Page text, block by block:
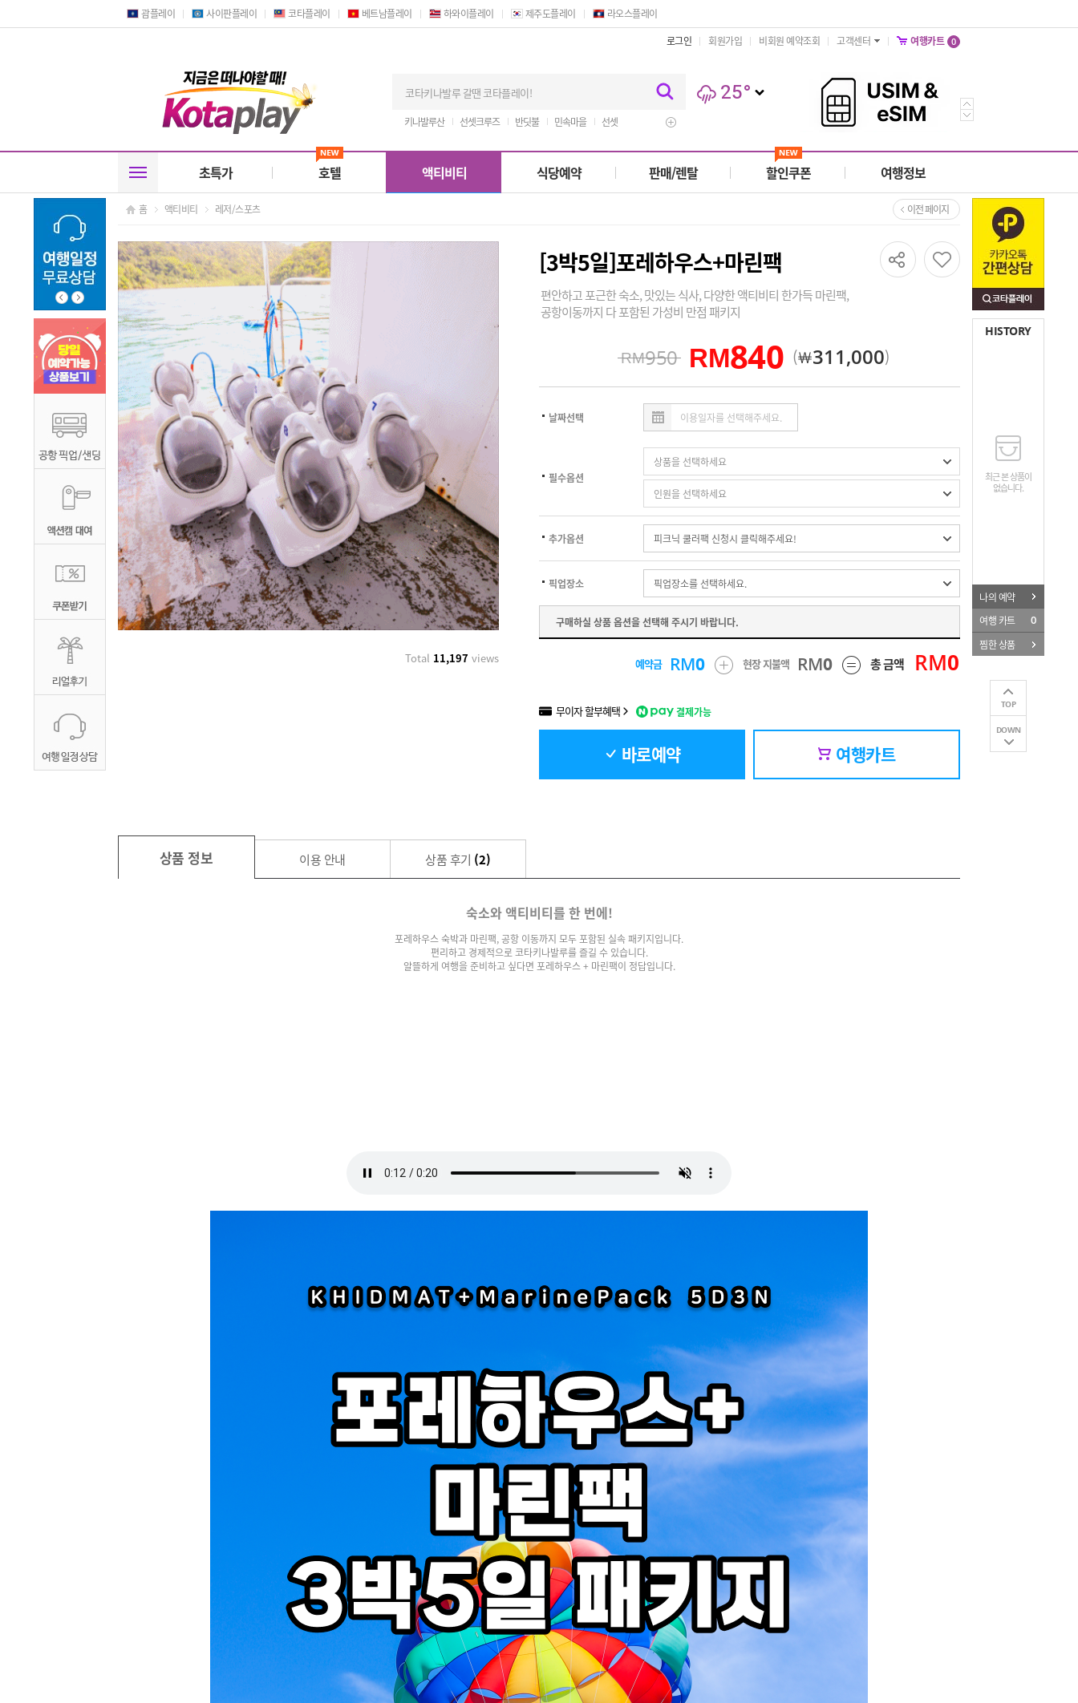
괌플레이 사이판플레이 코타플레이 베트남플레이 하와이플레이 제주도플레이
라오스플레이
로그인
회원가입 비회원 예약조회 고객센터 여행카트 0
키나발루산 선셋크루즈 반딧불 민속마을
선셋
25°
초특가 호텔 액티비티 식당예약 판매/렌탈 할인쿠폰 여행정보
홈 액티비티 레저/스포츠 이전 페이지
Total 11,197 views
[3박5일]포레하우스+마린팩
편안하고 포근한 숙소, 맛있는 식사, 다양한 액티비티 한가득 마린팩,
공항이동까지 다 포함된 가성비 만점 패키지
RM950 RM840 ￦311,000
날짜선택
필수옵션
추가옵션
픽업장소
구매하실 상품 옵션을 선택해 주시기 바랍니다.
예약금 RM0 현장 지불액 RM0 총 금액 RM0
무이자 할부혜택 결제가능
바로예약 여행카트
상품 정보 이용 안내 상품 후기 (2)
숙소와 액티비티를 한 번에!
포레하우스 숙박과 마린팩, 공항 이동까지 모두 포함된 실속 패키지입니다.
편리하고 경제적으로 코타키나발루를 즐길 수 있습니다.
알뜰하게 여행을 준비하고 싶다면 포레하우스 + 마린팩이 정답입니다.
HISTORY
최근 본 상품이
없습니다.
나의 예약
여행 카트
0
찜한 상품
TOP
DOWN